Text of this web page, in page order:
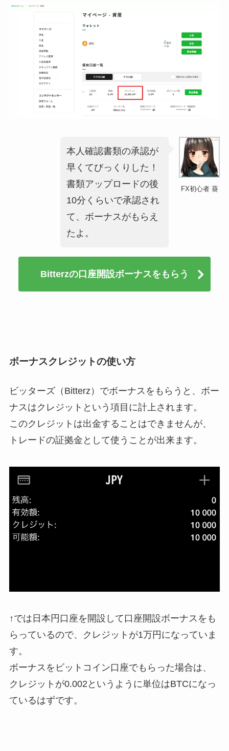
FX初心者 葵
本人確認書類の承認が
早くてびっくりした！
書類アップロードの後
10分くらいで承認され
て、ボーナスがもらえ
たよ。
Bitterzの口座開設ボーナスをもらう
ボーナスクレジットの使い方
ビッターズ（Bitterz）でボーナスをもらうと、ボー
ナスはクレジットという項目に計上されます。
このクレジットは出金することはできませんが、
トレードの証拠金として使うことが出来ます。
↑では日本円口座を開設して口座開設ボーナスをも
らっているので、クレジットが1万円になっていま
す。
ボーナスをビットコイン口座でもらった場合は、
クレジットが0.002というように単位はBTCになっ
ているはずです。